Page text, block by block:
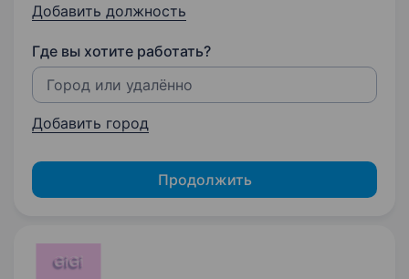
Добавить должность
Где вы хотите работать?
Добавить город
Продолжить